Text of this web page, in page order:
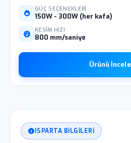
GÜÇ SEÇENEKLERI
150W - 300W (her kafa)
KESIM HIZI
800 mm/saniye
Ürünü İncele
ISPARTA BILGILERI